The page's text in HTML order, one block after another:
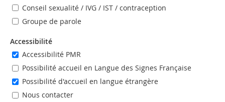
Conseil sexualité / IVG / IST / contraception
Groupe de parole
Accessibilité
Accessibilité PMR
Possibilité accueil en Langue des Signes Française
Possibilité d'accueil en langue étrangère
Nous contacter